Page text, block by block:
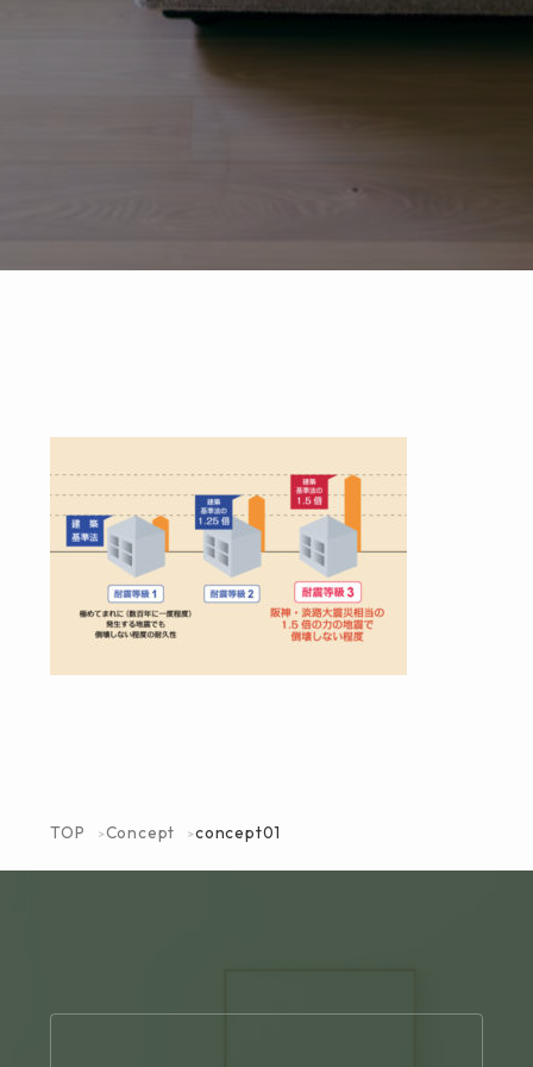
TOP Concept concept01